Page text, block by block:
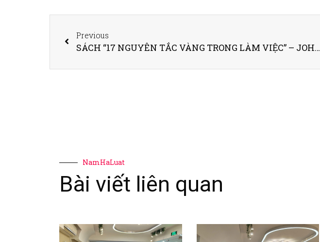
Previous
SÁCH “17 NGUYÊN TẮC VÀNG TRONG LÀM VIỆC” – JOHN C.MAXWELL
NamHaLuat
Bài viết liên quan